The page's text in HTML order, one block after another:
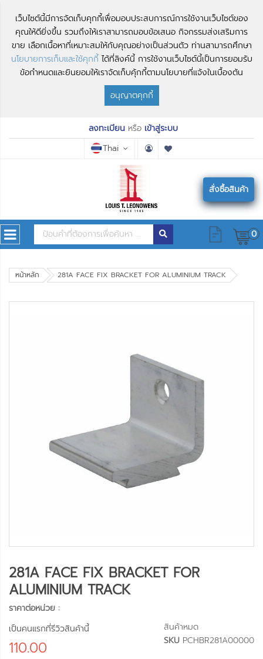
เว็บไซต์นี้มีการจัดเก็บคุกกี้เพื่อมอบประสบการณ์การใช้งานเว็บไซต์ของ
คุณให้ดียิ่งขึ้น รวมถึงให้เราสามารถมอบข้อเสนอ กิจกรรมส่งเสริมการ
ขาย เลือกเนื้อหาที่เหมาะสมให้กับคุณอย่างเป็นส่วนตัว ท่านสามารถศึกษา
นโยบายการเก็บและใช้คุกกี้ ได้ที่ลิงค์นี้ การใช้งานเว็บไซต์นี้เป็นการยอมรับ
ข้อกำหนดและยินยอมให้เราจัดเก็บคุ้กกี้ตามนโยบายที่แจ้งในเบื้องต้น
อนุญาตคุกกี้
ลงทะเบียนหรือ เข้าสู่ระบบ
Thai
สั่งซื้อสินค้า
0
หน้าหลัก 281A FACE FIX BRACKET FOR ALUMINIUM TRACK
281A FACE FIX BRACKET FOR
ALUMINIUM TRACK
ราคาต่อหน่วย :
สินค้าหมด
SKU PCHBR281A00000
เป็นคนแรกที่รีวิวสินค้านี้
110.00